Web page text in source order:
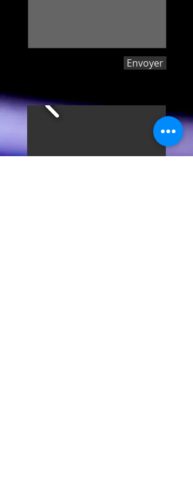
Envoyer